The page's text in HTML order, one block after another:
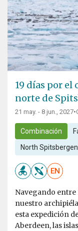
19 días por el
norte de
21 may. - 8 jun., 2027•
Combinación
North Spitsbergen
EN
Navegando entre
nuestro
esta expedición
Aberdeen, las